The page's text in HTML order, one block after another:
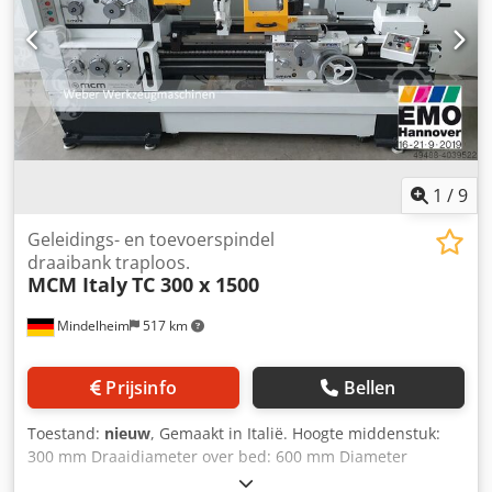
1 /9
Mindelheim 517 km
Geleidings- en toevoerspindel
draaibank traploos.
MCM ItalyTC 300 x 1500
Prijsinfo Bellen
Toestand: nieuw, Gemaakt in Italië. Hoogte middenstuk:
300 mm Draaidiameter over bed: 600 mm Diameter
draaien over slede: 380 mm Breedte middenstuk: 1.500